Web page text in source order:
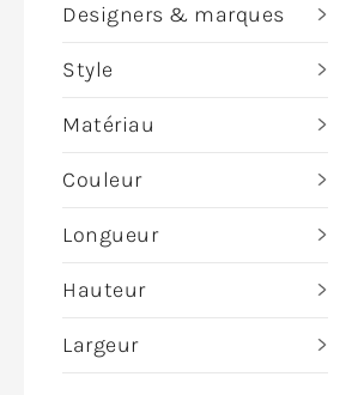
Designers & marques
Style
Matériau
Couleur
Longueur
Hauteur
Largeur